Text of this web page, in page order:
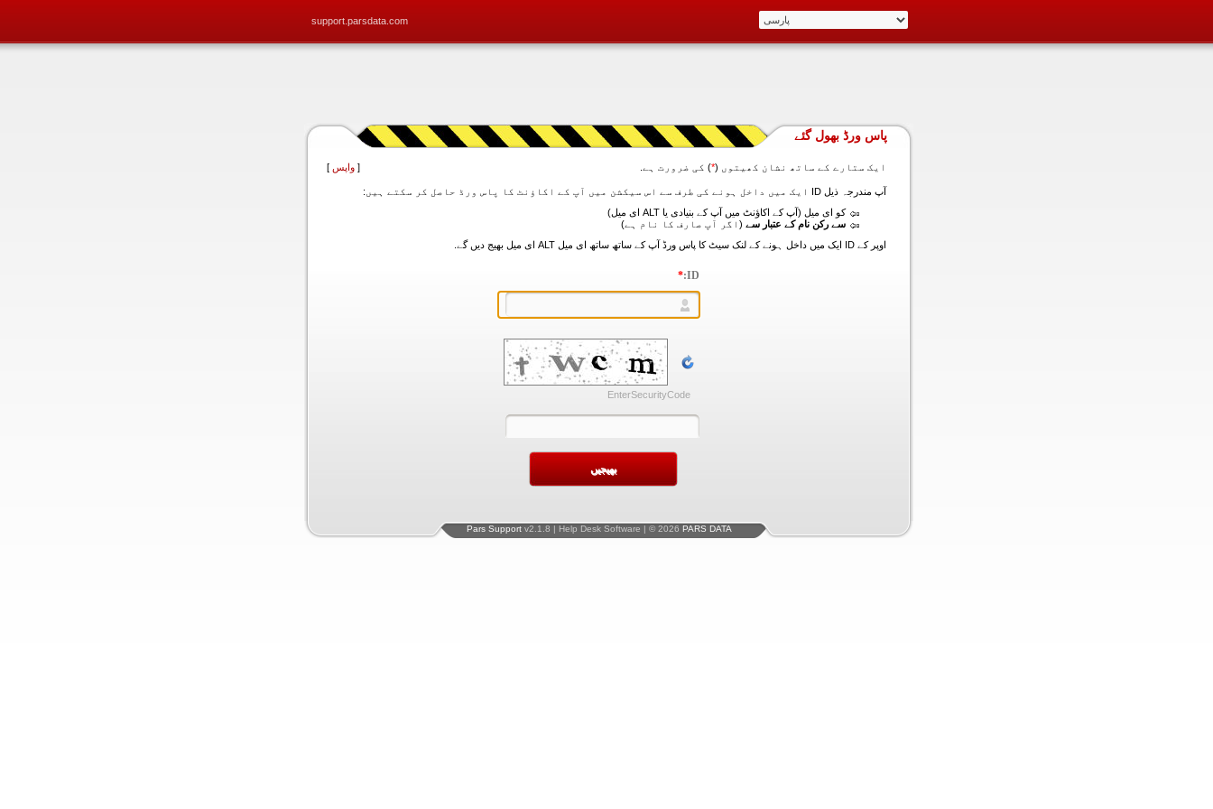
support.parsdata.com
پاس ورڈ بھول گئے
ایک ستارے کے ساتھ نشان کھیتوں (*) کی ضرورت ہے. [ واپس ]
آپ مندرجہ ذیل ID ایک میں داخل ہونے کی طرف سے اس سیکشن میں آپ کے اکاؤنٹ کا پاس ورڈ حاصل کر سکتے ہیں:
کو ای میل (آپ کے اکاؤنٹ میں آپ کے بنیادی یا ALT ای میل)
سے رکن نام کے عتبار سے (اگر آپ صارف کا نام ہے)
اوپر کے ID ایک میں داخل ہونے کے لنک سیٹ کا پاس ورڈ آپ کے ساتھ ساتھ ای میل ALT ای میل بھیج دیں گے.
ID:
*
EnterSecurityCode
Pars Support v2.1.8 | Help Desk Software | © 2026 PARS DATA